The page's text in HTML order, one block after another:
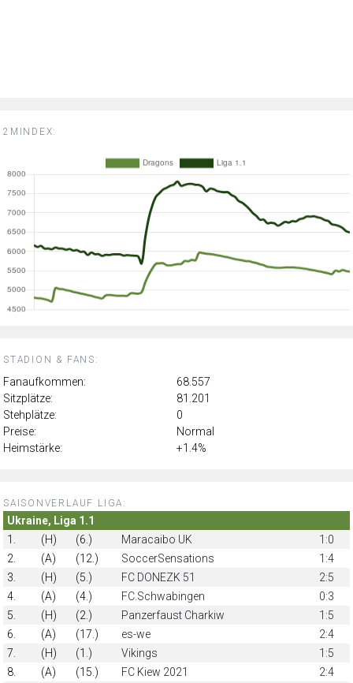
2MINDEX:
STADION & FANS:
Fanaufkommen:
68.557
Sitzplätze:
81.201
Stehplätze:
0
Preise:
Normal
Heimstärke:
+1.4%
SAISONVERLAUF LIGA:
Ukraine, Liga 1.1
1.
(H) (6.) Maracaibo UK
1:0
2.
(A) (12.) SoccerSensations
1:4
3.
(H) (5.) FC DONEZK 51
2:5
4.
(A) (4.) FC.Schwabingen
0:3
5.
(H) (2.) Panzerfaust Charkiw
1:5
6.
(A) (17.) es-we
2:4
7.
(H) (1.) Vikings
1:5
8.
(A) (15.) FC Kiew 2021
2:4